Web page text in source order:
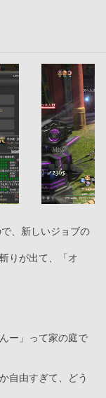
、新しいジョブの
りが出て、「オ
ー」って家の庭で
自由すぎて、どう